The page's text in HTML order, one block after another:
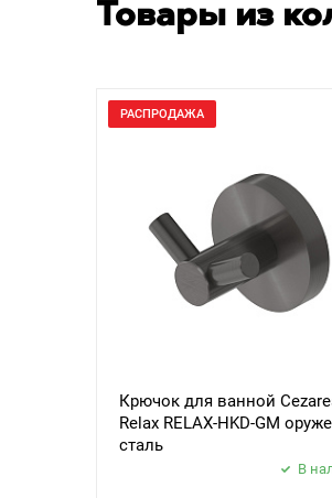
Товары из
РАСПРОДАЖА
Крючок для ванной
Relax RELAX-HKD-GM
сталь
В